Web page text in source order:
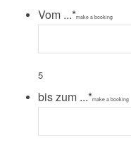
Vom ...*make a booking
5
bis zum ...*make a booking